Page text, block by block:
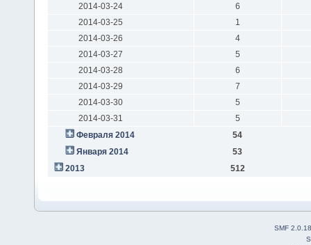
2014-03-24
6
2014-03-25
1
2014-03-26
4
2014-03-27
5
2014-03-28
6
2014-03-29
7
2014-03-30
5
2014-03-31
5
Февраля 2014
54
Января 2014
53
2013
512
SMF 2.0.18